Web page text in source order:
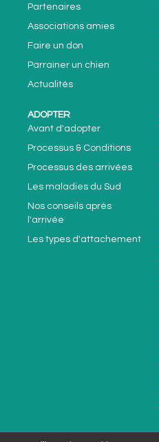
Partenaires
Associations amies
Faire un don
Parrainer un chien
Actualités
ADOPTER
Avant d'adopter
Processus & Conditions
Processus des arrivées
Les maladies du Sud
Nos conseils après
l'arrivée
Les types d'attachement